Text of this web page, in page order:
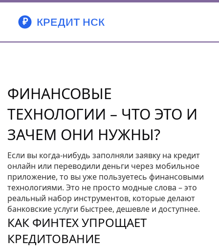
ФИНАНСОВЫЕ
ТЕХНОЛОГИИ – ЧТО ЭТО И
ЗАЧЕМ ОНИ НУЖНЫ?
Если вы когда‑нибудь заполняли заявку на кредит
онлайн или переводили деньги через мобильное
приложение, то вы уже пользуетесь финансовыми
технологиями. Это не просто модные слова – это
реальный набор инструментов, которые делают
банковские услуги быстрее, дешевле и доступнее.
КАК ФИНТЕХ УПРОЩАЕТ
КРЕДИТОВАНИЕ